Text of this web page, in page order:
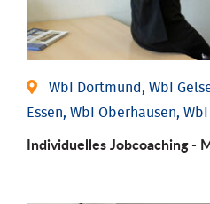
WbI Dortmund, WbI
Essen, WbI Oberhausen,
Individu­elles Job­coaching -